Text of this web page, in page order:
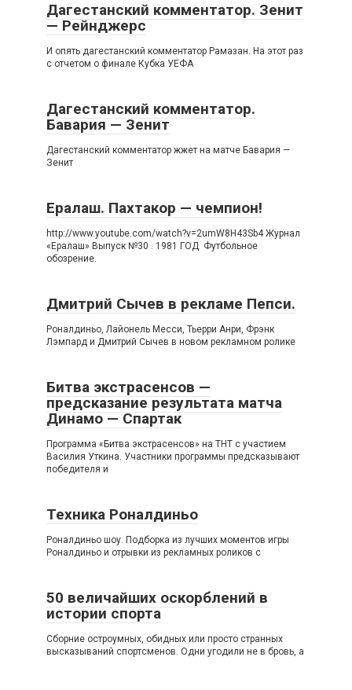
Дагестанский комментатор. Зенит
— Рейнджерс
И опять дагестанский комментатор Рамазан. На этот раз
с отчетом о финале Кубка УЕФА
Дагестанский комментатор.
Бавария — Зенит
Дагестанский комментатор жжет на матче Бавария —
Зенит
Ералаш. Пахтакор — чемпион!
http://www.youtube.com/watch?v=2umW8H43Sb4 Журнал
«Ералаш» Выпуск №30 . 1981 ГОД Футбольное
обозрение.
Дмитрий Сычев в рекламе Пепси.
Роналдиньо, Лайонель Месси, Тьерри Анри, Фрэнк
Лэмпард и Дмитрий Сычев в новом рекламном ролике
Битва экстрасенсов —
предсказание результата матча
Динамо — Спартак
Программа «Битва экстрасенсов» на ТНТ с участием
Василия Уткина. Участники программы предсказывают
победителя и
Техника Роналдиньо
Роналдиньо шоу. Подборка из лучших моментов игры
Роналдиньо и отрывки из рекламных роликов с
50 величайших оскорблений в
истории спорта
Сборние остроумных, обидных или просто странных
высказываний спортсменов. Одни угодили не в бровь, а